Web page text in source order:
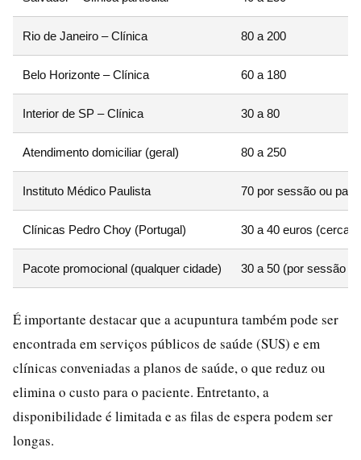
Rio de Janeiro – Clínica 80 a 200
Belo Horizonte – Clínica 60 a 180
Interior de SP – Clínica 30 a 80
Atendimento domiciliar (geral) 80 a 250
Instituto Médico Paulista 70 por sessão ou
Clínicas Pedro Choy (Portugal) 30 a 40 euros (cerca
Pacote promocional (qualquer cidade) 30 a 50 (por sessão
É importante destacar que a acupuntura também pode ser
encontrada em serviços públicos de saúde (SUS) e em
clínicas conveniadas a planos de saúde, o que reduz ou
elimina o custo para o paciente. Entretanto, a
disponibilidade é limitada e as filas de espera podem ser
longas.